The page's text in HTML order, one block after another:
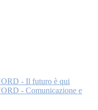
- Il futuro è qui
- Comunicazione e